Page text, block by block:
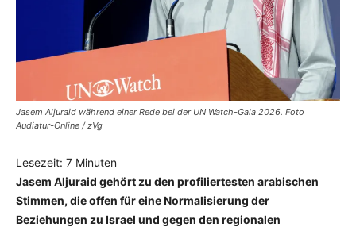
Jasem Aljuraid während einer Rede bei der UN Watch-Gala 2026. Foto
Audiatur-Online / zVg
Lesezeit: 7 Minuten
Jasem Aljuraid gehört zu den profiliertesten arabischen
Stimmen, die offen für eine Normalisierung der
Beziehungen zu Israel und gegen den regionalen